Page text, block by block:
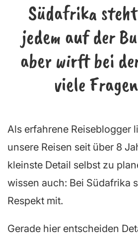
Südafrika
jedem auf der
aber wirft bei
viele
Als erfahrene Reiseblogger
unsere Reisen seit über 8
kleinste Detail selbst zu
wissen auch: Bei Südafrika
Respekt mit.
Gerade hier entscheiden